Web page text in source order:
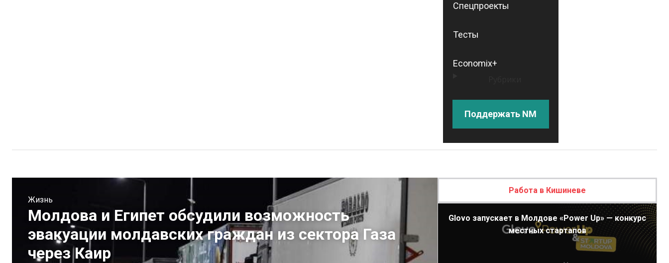
Спецпроекты
Тесты
Economix+
Поддержать NM
Жизнь
Молдова и Египет обсудили возможность
эвакуации молдавских граждан из сектора Газа
через Каир
Работа в Кишиневе
Glovo запускает в Молдове «Power Up» — конкурс
местных стартапов